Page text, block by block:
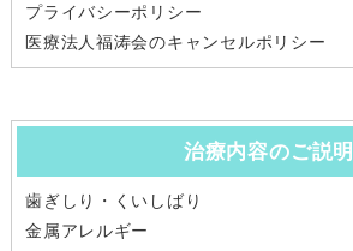
プライバシーポリシー
医療法人福涛会のキャンセルポリシー
治療内容のご説明
歯ぎしり・くいしばり
金属アレルギー